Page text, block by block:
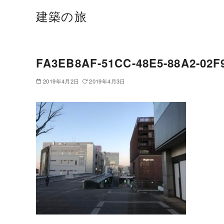
建築の旅
FA3EB8AF-51CC-48E5-88A2-
2019年4月2日 2019年4月3日